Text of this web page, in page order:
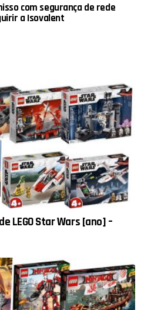
com segurança de rede
a Isovalent
LEGO Star Wars [ano] –